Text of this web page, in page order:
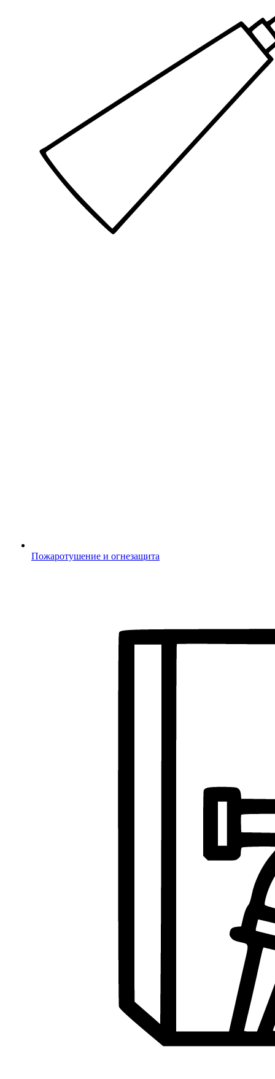
Пожаротушение и огнезащита